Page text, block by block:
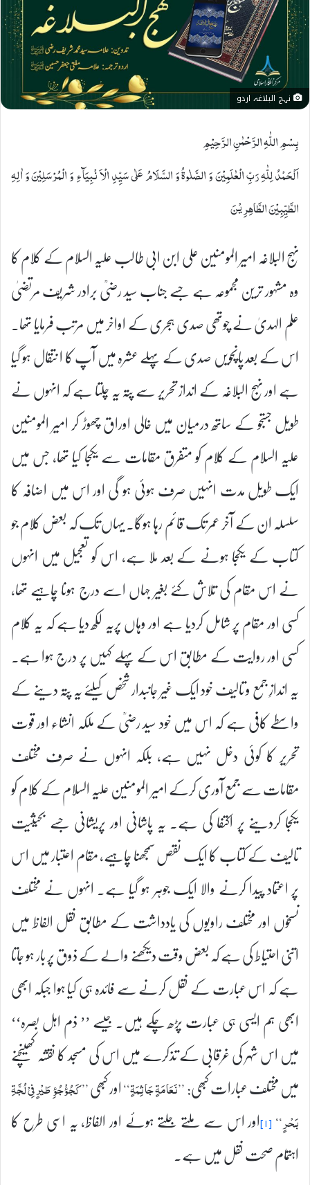
نہج البلاغہ اردو
بِسْمِ اللّٰہِ الرَّحْمٰنِ الرَّحِیْمِ
اَلْحَمْدُ لِلّٰہِ رَبِّ الْعٰلَمِیْنَ وَ الصَّلٰوۃُ وَ السَّلَامُ عَلٰی سَیِّدِ الْاَ نْبِیَآءِ وَ الْمُرْسَلِیْنَ وَ اٰلِہِ
الطَّیِّبِیْنَ الطَّاھِرِیْنَ
نہج البلاغہ امیر المومنین علی ابن ابی طالب علیہ السلام کے کلام کا
وہ مشہور ترین مجموعہ ہے جسے جناب سید رضیؒ برادر شریف مرتضیٰ
علم الہدیٰ نے چوتھی صدی ہجری کے اواخر میں مرتب فرمایا تھا۔
اس کے بعد پانچویں صدی کے پہلے عشرہ میں آپ کا ا نتقال ہو گیا
ہے اور نہج البلاغہ کے انداز تحریر سے پتہ یہ چلتا ہے کہ انہوں نے
طویل جستجو کے ساتھ درمیان میں خالی اوراق چھوڑ کر امیر المومنین
علیہ السلام کے کلام کو متفرق مقامات سے یکجا کیا تھا، جس میں
ایک طویل مدت انہیں صرف ہوئی ہو گی اور اس میں اضافہ کا
سلسلہ ان کے آخر عمر تک قائم رہا ہوگا۔ یہاں تک کہ بعض کلام جو
کتاب کے یکجا ہونے کے بعد ملا ہے، اس کو تعجیل میں انہوں
نے اس مقام کی تلاش کئے بغیر جہاں اسے درج ہونا چاہیے تھا،
کسی اور مقام پر شامل کردیا ہے اور وہاں پریہ لکھ دیا ہے کہ یہ کلام
کسی اور روایت کے مطابق اس کے پہلے کہیں پر درج ہوا ہے۔
یہ اندازِ جمع و تالیف خود ایک غیر جانبدار شخص کیلئے یہ پتہ دینے کے
واسطے کافی ہے کہ اس میں خود سید رضیؒ کے ملکہ انشاء اور قوت
تحریر کا کوئی دخل نہیں ہے، بلکہ انہوں نے صرف مختلف
مقامات سے جمع آوری کرکے امیر المومنین علیہ السلام کے کلام کو
یکجا کردینے پر اکتفا کی ہے۔ یہ پاشانی اور پریشانی جسے بحیثیت
تالیف کے کتاب کا ایک نقص سمجھنا چاہیے، مقام اعتبار میں اس
پر اعتماد پیدا کرنے والا ایک جوہر ہو گیا ہے۔ انہوں نے مختلف
نسخوں اور مختلف راویوں کی یادداشت کے مطابق نقل الفاظ میں
اتنی احتیاط کی ہے کہ بعض وقت دیکھنے والے کے ذوق پر بار ہو جاتا
ہے کہ اس عبارت کے نقل کرنے سے فائدہ ہی کیا ہوا جبکہ ابھی
ابھی ہم ایسی ہی عبارت پڑھ چکے ہیں۔ جیسے ’’ ذم اہل بصرہ‘‘
میں اس شہر کی غرقابی کے تذکرے میں اس کی مسجد کا نقشہ کھینچنے
میں مختلف عبارات کبھی:’’نَعَامَۃٍ جَاثِمَۃٍ‘‘اور کبھی’’ كَجُؤْجُؤِ طَیْرٍ فِیْ لُجَّۃِ
بَحْرٍ‘‘ [۱] اور اس سے ملتے جلتے ہوئے اور الفاظ، یہ اسی طرح کا
اہتمام صحت نقل میں ہے۔